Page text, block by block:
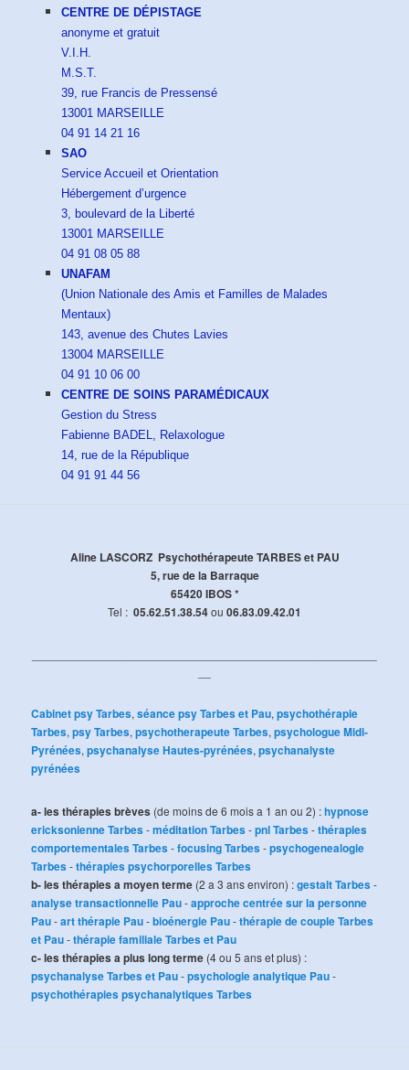
CENTRE DE DÉPISTAGE
anonyme et gratuit
V.I.H.
M.S.T.
39, rue Francis de Pressensé
13001 MARSEILLE
04 91 14 21 16
SAO
Service Accueil et Orientation
Hébergement d’urgence
3, boulevard de la Liberté
13001 MARSEILLE
04 91 08 05 88
UNAFAM
(Union Nationale des Amis et Familles de Malades
Mentaux)
143, avenue des Chutes Lavies
13004 MARSEILLE
04 91 10 06 00
CENTRE DE SOINS PARAMÉDICAUX
Gestion du Stress
Fabienne BADEL, Relaxologue
14, rue de la République
04 91 91 44 56
Aline LASCORZ Psychothérapeute TARBES et PAU
5, rue de la Barraque
65420 IBOS *
Tel : 05.62.51.38.54ou 06.83.09.42.01
Cabinet psy Tarbes,séance psy Tarbes et Pau,psychothérapie
Tarbes,psy Tarbes,psychotherapeute Tarbes,psychologue Midi-
Pyrénées,psychanalyse Hautes-pyrénées,psychanalyste
pyrénées
a- les thérapies brèves (de moins de 6 mois a 1 an ou 2) :hypnose
ericksonienne Tarbes-méditation Tarbes-pnl Tarbes-thérapies
comportementales Tarbes-focusing Tarbes-psychogenealogie
Tarbes-thérapies psychorporelles Tarbes
b- les thérapies a moyen terme (2 a 3 ans environ) :gestalt Tarbes-
analyse transactionnelle Pau-approche centrée sur la personne
Pau-art thérapie Pau-bioénergie Pau-thérapie de couple Tarbes
et Pau-thérapie familiale Tarbes et Pau
c- les thérapies a plus long terme (4 ou 5 ans et plus) :
psychanalyse Tarbes et Pau-psychologie analytique Pau-
psychothérapies psychanalytiques Tarbes